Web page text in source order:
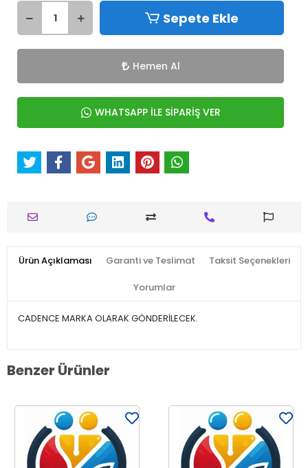
Sepete Ekle
Hemen Al
WHATSAPP İLE SİPARİŞ VER
Ürün Açıklaması Garanti ve Teslimat Taksit Seçenekleri
Yorumlar
CADENCE MARKA OLARAK GÖNDERİLECEK.
Benzer Ürünler